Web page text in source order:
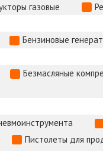
газовые
Бензиновые
Безмасляные
Пистолеты для